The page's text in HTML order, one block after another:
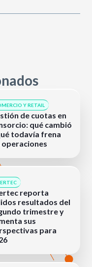
Y RETAIL
de cuotas en
qué cambió
todavía frena
operaciones
reporta
resultados del
trimestre y
sus
para